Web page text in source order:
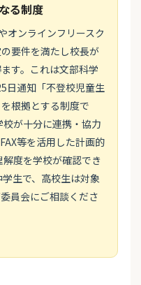
る制度
オンラインフリースク
要件を満たし校長が
す。これは文部科学
日通知「不登校児童生
根拠とする制度で
が十分に連携・協力
等を活用した計画的
度を学校が確認でき
生で、高校生は対象
員会にご相談くださ